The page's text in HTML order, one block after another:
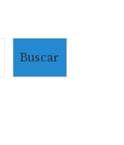
Buscar